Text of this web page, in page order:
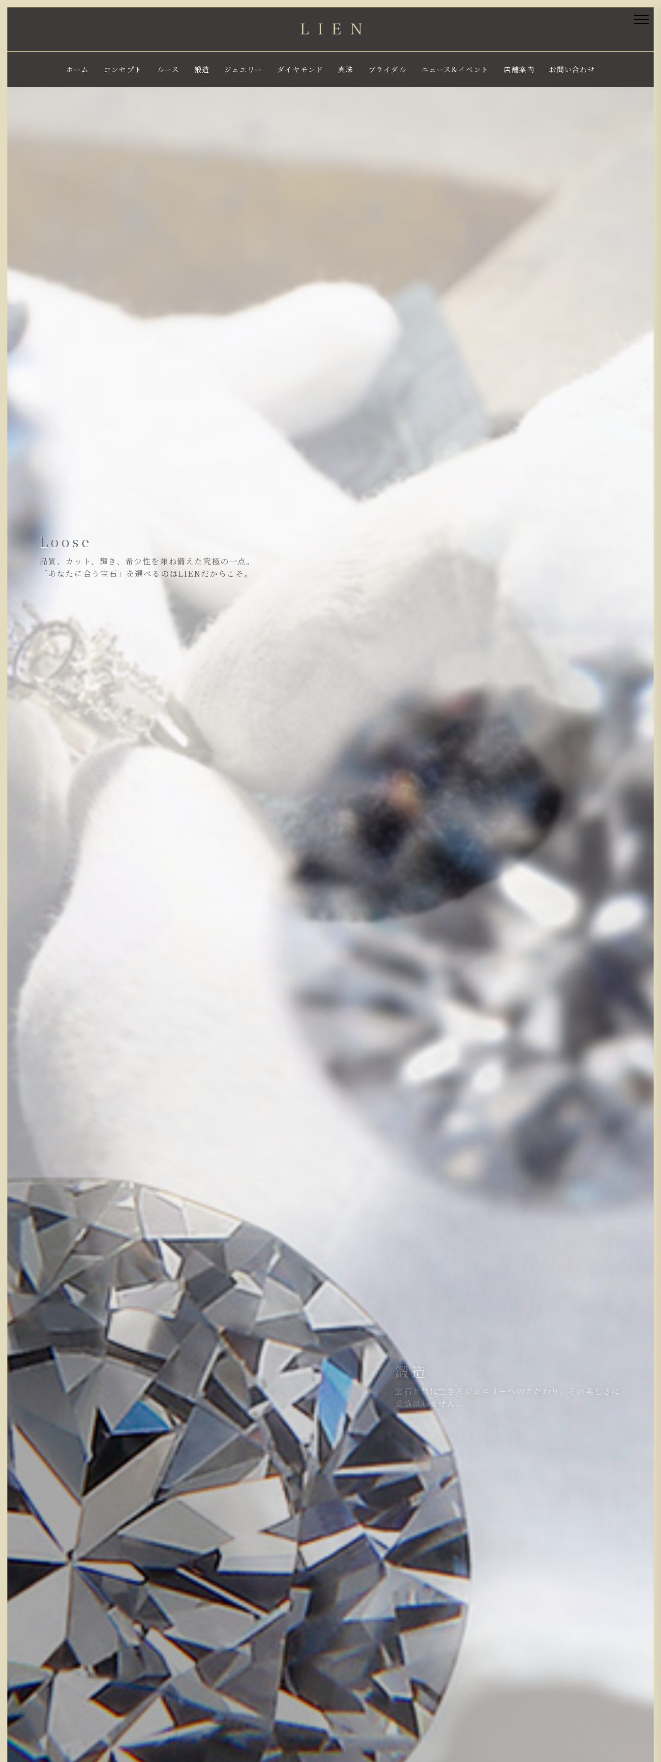
ホーム コンセプト ルース 鍛造 ジュエリー ダイヤモンド 真珠 ブライダル ニュース&イベント 店舗案内 お問い合わせ
ブライダル
人生で初めて手にされる、二人だけの宝石。
だからこそ、ホンモノをお伝えしたい。
Loose
品質、カット、輝き、希少性を兼ね備えた究極の一点。
「あなたに合う宝石」を選べるのはLIENだからこそ。
鍛造
宝石と共に生きるジュエリーへのこだわり、その美しさに
妥協はしません。